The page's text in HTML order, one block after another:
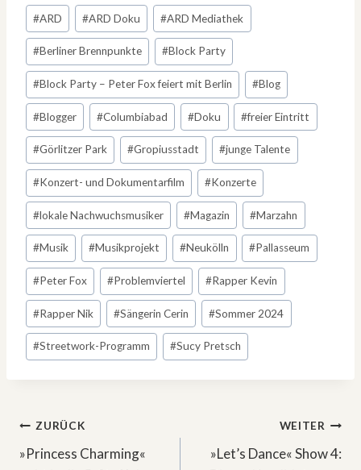
Schlagworte:
#ARD #ARD Doku #ARD Mediathek
#Berliner Brennpunkte #Block Party
#Block Party – Peter Fox feiert mit Berlin #Blog
#Blogger #Columbiabad #Doku #freier Eintritt
#Görlitzer Park #Gropiusstadt #junge Talente
#Konzert- und Dokumentarfilm #Konzerte
#lokale Nachwuchsmusiker #Magazin #Marzahn
#Musik #Musikprojekt #Neukölln #Pallasseum
#Peter Fox #Problemviertel #Rapper Kevin
#Rapper Nik #Sängerin Cerin #Sommer 2024
#Streetwork-Programm #Sucy Pretsch
Beitragsnavigation
ZURÜCK
»Princess Charming«
WEITER
»Let’s Dance« Show 4: